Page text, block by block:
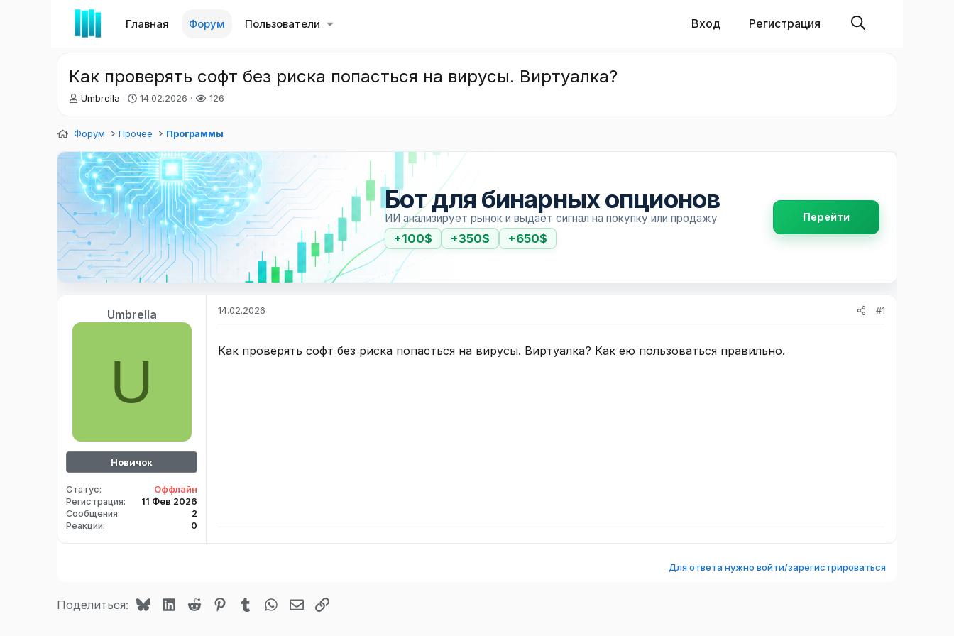
Главная Форум Пользователи Вход Регистрация
Как проверять софт без риска попасться на вирусы. Виртуалка?
А
о
т
е
м
Umbrella
Д
а
а
ч
а
л
14.02.2026 126
Форум Прочее Программы
Бот для бинарных опционов
ИИ анализирует рынок и выдаёт сигнал на покупку или продажу
+100$ +350$ +650$
Перейти
Umbrella
U
Новичок
Статус
Оффлайн
Регистрация
11 Фев 2026
Сообщения
2
Реакции
0
14.02.2026 #1
Как проверять софт без риска попасться на вирусы. Виртуалка? Как ею пользоваться правильно.
Для ответа нужно войти/зарегистрироваться
Поделиться: BlueskyLinkedIn
Reddit Pinterest
TumblrWhatsAppЭлектронная почта
Ссылка